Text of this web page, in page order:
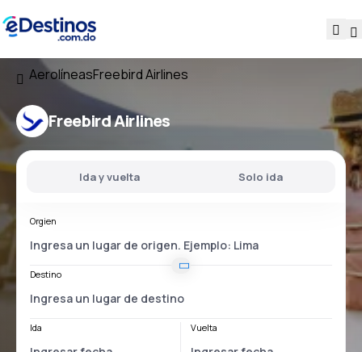
AerolíneasFreebird Airlines
Freebird Airlines
Ida y vuelta Solo ida
Orgien
Destino
Ida Vuelta